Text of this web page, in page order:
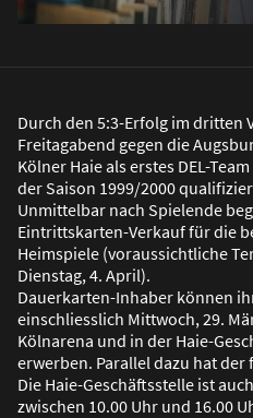
Durch den 5:3-Erfolg im dritten
Freitagabend gegen die
Kölner Haie als erstes DEL-
der Saison 1999/2000
Unmittelbar nach Spielende
Eintrittskarten-Verkauf für die
Heimspiele (voraussichtliche
Dienstag, 4. April).
Dauerkarten-Inhaber können
einschliesslich Mittwoch, 29.
Kölnarena und in der Haie-
erwerben. Parallel dazu hat
Die Haie-Geschäftsstelle ist
zwischen 10.00 Uhr und 16.00